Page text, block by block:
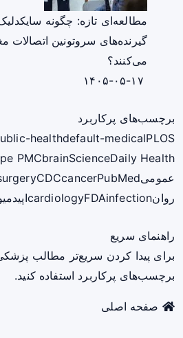
مطالعه‌ای تازه: چگونه
گیرنده‌های سروتونین اتصالات
می‌کنند؟
برچسب‌های پرکاربرد
healthdefault-medicalPLOS
PMCbrainScienceDaily Health
عمومی
CDCcancerPubMed
روان
cardiologyFDAinfection
راهنمای سریع
برای پیدا کردن سریع‌تر مطالب
برچسب‌های پرکاربرد استفاده کنید.
صفحه اصلی